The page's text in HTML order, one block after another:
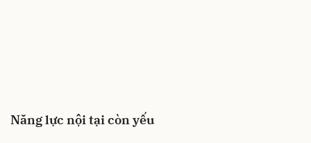
Năng lực nội tại còn yếu